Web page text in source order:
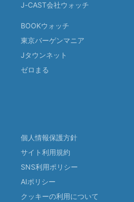
J-CAST会社ウォッチ
BOOKウォッチ
東京バーゲンマニア
Jタウンネット
ゼロまる
個人情報保護方針
サイト利用規約
SNS利用ポリシー
AIポリシー
クッキーの利用について